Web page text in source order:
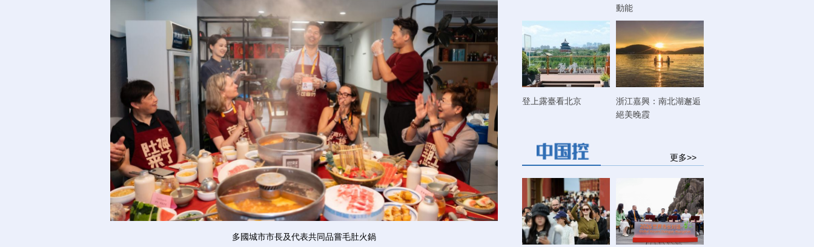
多國城市市長及代表共同品嘗毛肚火鍋
動能
登上露臺看北京
浙江嘉興：南北湖邂逅
絕美晚霞
更多>>